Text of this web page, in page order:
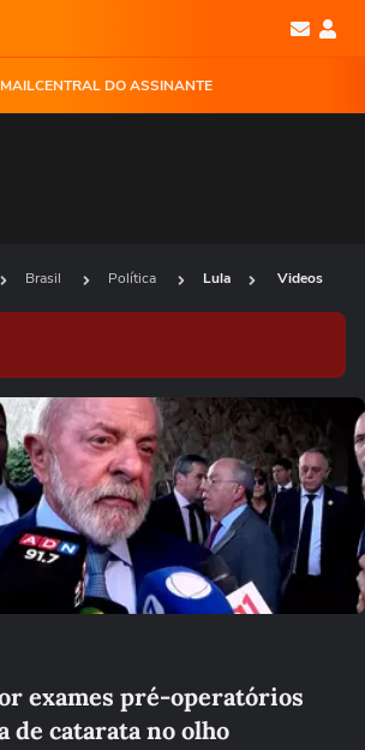
CENTRAL DO ASSINANTE
Brasil Política Lula Videos
possível reproduzir o vídeo
Tentar novamente
exames pré-operatórios
de catarata no olho